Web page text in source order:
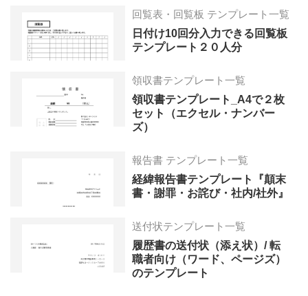
回覧表・回覧板 テンプレート一覧
日付け10回分入力できる回覧板
テンプレート２０人分
領収書テンプレート一覧
領収書テンプレート_A4で２枚
セット（エクセル・ナンバー
ズ）
報告書 テンプレート一覧
経緯報告書テンプレート『顛末
書・謝罪・お詫び・社内/社外』
送付状テンプレート一覧
履歴書の送付状（添え状）/ 転
職者向け（ワード、ページズ）
のテンプレート